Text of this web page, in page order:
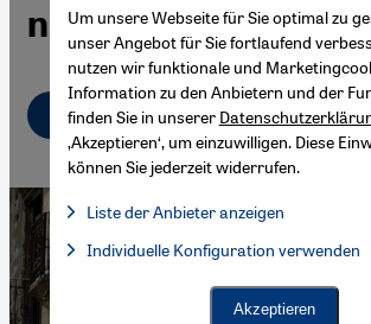
nie
Deutsch English عربي
Um unsere Webseite für Sie optimal zu
unser Angebot für Sie fortlaufend
nutzen wir funktionale und
Information zu den Anbietern und der
finden Sie in unserer
‚Akzeptieren‘, um einzuwilligen. Diese
können Sie jederzeit widerrufen.
Liste der Anbieter anzeigen
Facebook Embed / Facebook Connect,
Facebook Embed / Facebook Connect
Individuelle Konfiguration verwenden
Akzeptieren